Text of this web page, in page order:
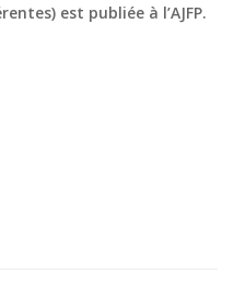
est publiée à l’AJFP.